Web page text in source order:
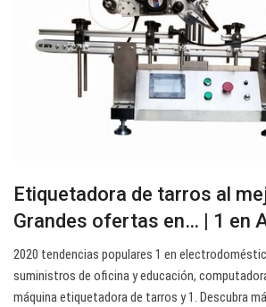
Etiquetadora de tarros al
Grandes ofertas en… | 1 en
2020 tendencias populares 1 en
suministros de oficina y educación,
máquina etiquetadora de tarros y 1. Descubra